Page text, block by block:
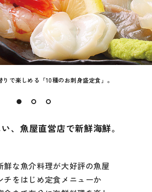
で楽しめる「10種のお刺身盛定食」。
、魚屋直営店で新鮮海鮮。
鮮な魚介料理が大好評の魚屋
チをはじめ定食メニューか